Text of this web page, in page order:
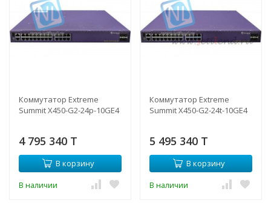
Коммутатор Extreme
Summit X450-G2-24p-10GE4
4 795 340 T
В корзину
В наличии
Коммутатор Extreme
Summit X450-G2-24t-10GE4
5 495 340 T
В корзину
В наличии